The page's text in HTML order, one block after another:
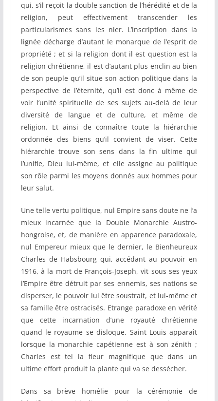
qui, s’il reçoit la double sanction de l’hérédité et de la
religion, peut effectivement transcender les
particularismes sans les nier. L’inscription dans la
lignée décharge d’autant le monarque de l’esprit de
propriété ; et si la religion dont il est question est la
religion chrétienne, il est d’autant plus enclin au bien
de son peuple qu’il situe son action politique dans la
perspective de l’éternité, qu’il est donc à même de
voir l’unité spirituelle de ses sujets au-delà de leur
diversité de langue et de culture, et même de
religion. Et ainsi de connaître toute la hiérarchie
ordonnée des biens qu’il convient de viser. Cette
hiérarchie trouve son sens dans la fin ultime qui
l’unifie, Dieu lui-même, et elle assigne au politique
son rôle parmi les moyens donnés aux hommes pour
leur salut.
Une telle vertu politique, nul Empire sans doute ne l’a
mieux incarnée que la Double Monarchie Austro-
hongroise, et, de manière en apparence paradoxale,
nul Empereur mieux que le dernier, le Bienheureux
Charles de Habsbourg qui, accédant au pouvoir en
1916, à la mort de François-Joseph, vit sous ses yeux
l’Empire être détruit par ses ennemis, ses nations se
disperser, le pouvoir lui être soustrait, et lui-même et
sa famille être ostracisés. Etrange paradoxe en vérité
que cette incarnation d’une royauté chrétienne
quand le royaume se disloque. Saint Louis apparaît
lorsque la monarchie capétienne est à son zénith ;
Charles est tel la fleur magnifique que dans un
ultime effort produit la plante qui va se dessécher.
Dans sa brève homélie pour la cérémonie de